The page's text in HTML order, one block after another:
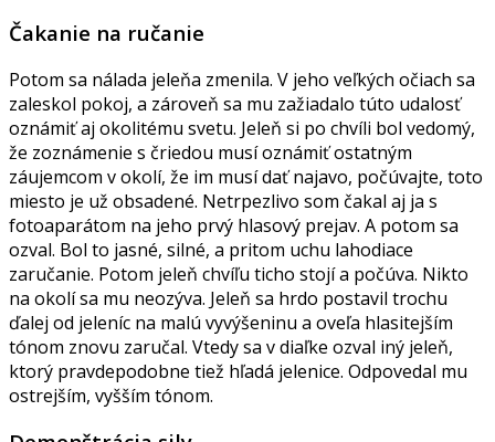
Čakanie na ručanie
Potom sa nálada jeleňa zmenila. V jeho veľkých očiach sa
zaleskol pokoj, a zároveň sa mu zažiadalo túto udalosť
oznámiť aj okolitému svetu. Jeleň si po chvíli bol vedomý,
že zoznámenie s čriedou musí oznámiť ostatným
záujemcom v okolí, že im musí dať najavo, počúvajte, toto
miesto je už obsadené. Netrpezlivo som čakal aj ja s
fotoaparátom na jeho prvý hlasový prejav. A potom sa
ozval. Bol to jasné, silné, a pritom uchu lahodiace
zaručanie. Potom jeleň chvíľu ticho stojí a počúva. Nikto
na okolí sa mu neozýva. Jeleň sa hrdo postavil trochu
ďalej od jeleníc na malú vyvýšeninu a oveľa hlasitejším
tónom znovu zaručal. Vtedy sa v diaľke ozval iný jeleň,
ktorý pravdepodobne tiež hľadá jelenice. Odpovedal mu
ostrejším, vyšším tónom.